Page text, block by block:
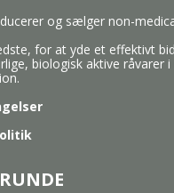
og sælger non-
for at yde et effektivt
biologisk aktive råvarer